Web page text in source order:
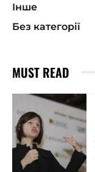
Інше
Без категорії
MUST READ